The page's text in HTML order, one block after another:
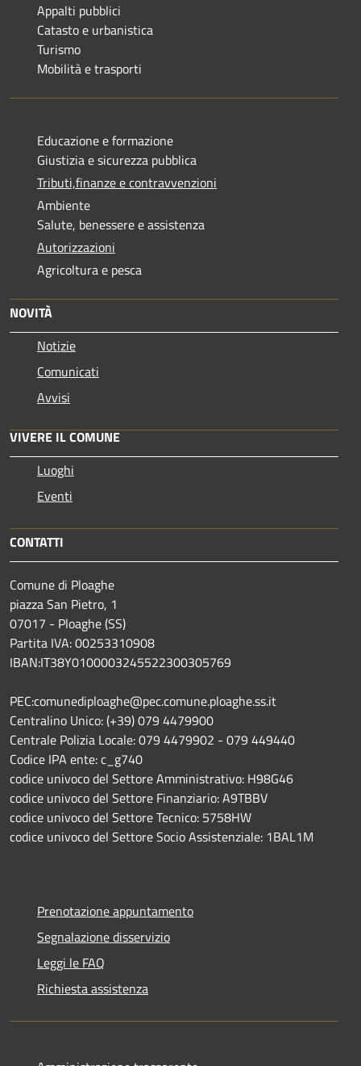
Appalti pubblici
Catasto e urbanistica
Turismo
Mobilità e trasporti
Educazione e formazione
Giustizia e sicurezza pubblica
Tributi,finanze e contravvenzioni
Ambiente
Salute, benessere e assistenza
Autorizzazioni
Agricoltura e pesca
NOVITÀ
Notizie
Comunicati
Avvisi
VIVERE IL COMUNE
Luoghi
Eventi
CONTATTI
Comune di Ploaghe
piazza San Pietro, 1
07017 - Ploaghe (SS)
Partita IVA: 00253310908
IBAN:IT38Y0100003245522300305769
PEC:comunediploaghe@pec.comune.ploaghe.ss.it
Centralino Unico: (+39) 079 4479900
Centrale Polizia Locale: 079 4479902 - 079 449440
Codice IPA ente: c_g740
codice univoco del Settore Amministrativo: H98G46
codice univoco del Settore Finanziario: A9TBBV
codice univoco del Settore Tecnico: 5758HW
codice univoco del Settore Socio Assistenziale: 1BAL1M
Prenotazione appuntamento
Segnalazione disservizio
Leggi le FAQ
Richiesta assistenza